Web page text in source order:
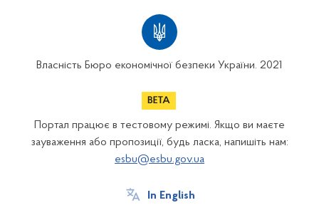
Власність Бюро економічної безпеки України. 2021
Портал працює в тестовому режимі. Якщо ви маєте
зауваження або пропозиції, будь ласка, напишіть нам:
esbu@esbu.gov.ua
In English